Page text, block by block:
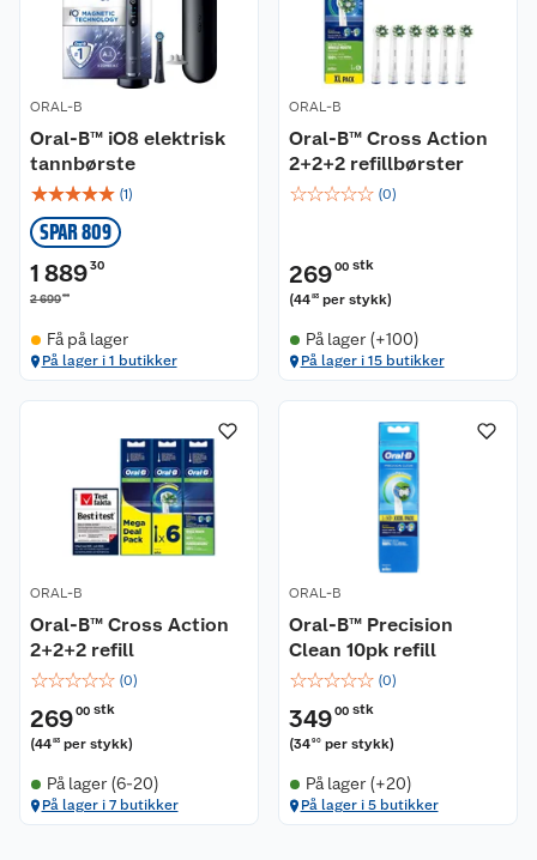
ORAL-B
Oral-B™ iO8 elektrisk
tannbørste
☆☆☆☆☆ (1)
SPAR 809
1 88930
2 69900
Få på lager
På lager i 1 butikker
ORAL-B
Oral-B™ Cross Action
2+2+2 refillbørster
☆☆☆☆☆ (0)
26900 stk
(4483 per stykk)
På lager (+100)
På lager i 15 butikker
ORAL-B
Oral-B™ Cross Action
2+2+2 refill
☆☆☆☆☆ (0)
26900 stk
(4483 per stykk)
På lager (6-20)
På lager i 7 butikker
ORAL-B
Oral-B™ Precision
Clean 10pk refill
☆☆☆☆☆ (0)
34900 stk
(3490 per stykk)
På lager (+20)
På lager i 5 butikker
Våre butikker
Våre merkevarer
Coop kjeder
Ledige stillinger
Sikkerhetsdatablad
Kundeservice
Angre- og returrett
Reklamasjon og garanti
Ofte stilte spørsmål
Betalingsalternativer
Leveringsalternativer
Åpent kjøp
Retur av el-avfall
Trampoline